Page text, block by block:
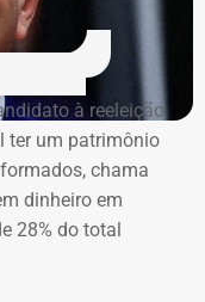
a
direto por obras,
disso,
em que
de obras e
em primeira
os aparelhos
à reeleição
ter um patrimônio
chama
dinheiro em
28% do total